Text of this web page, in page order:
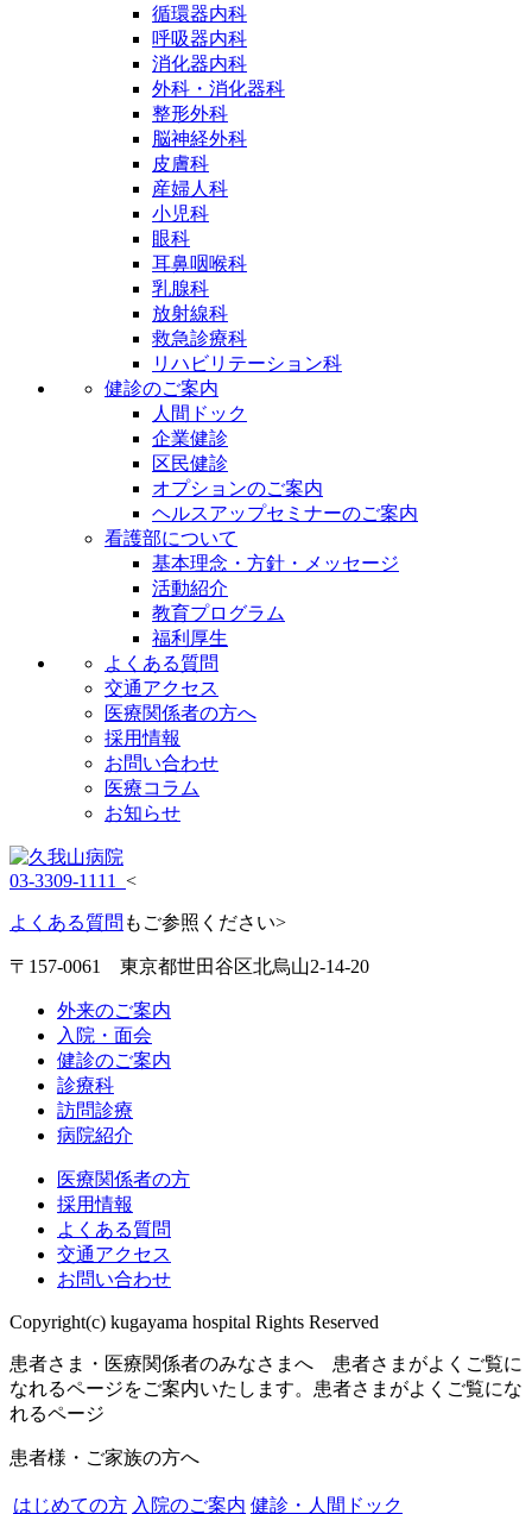
循環器内科
呼吸器内科
消化器内科
外科・消化器科
整形外科
脳神経外科
皮膚科
産婦人科
小児科
眼科
耳鼻咽喉科
乳腺科
放射線科
救急診療科
リハビリテーション科
健診のご案内
人間ドック
企業健診
区民健診
オプションのご案内
ヘルスアップセミナーのご案内
看護部について
基本理念・方針・メッセージ
活動紹介
教育プログラム
福利厚生
よくある質問
交通アクセス
医療関係者の方へ
採用情報
お問い合わせ
医療コラム
お知らせ
03-3309-1111 <
よくある質問 もご参照ください>
〒157-0061 東京都世田谷区北烏山2-14-20
外来のご案内
入院・面会
健診のご案内
診療科
訪問診療
病院紹介
医療関係者の方
採用情報
よくある質問
交通アクセス
お問い合わせ
Copyright(c) kugayama hospital Rights Reserved
患者さま・医療関係者のみなさまへ 患者さまがよくご覧に
なれるページをご案内いたします。 患者さまがよくご覧にな
れるページ
患者様・ご家族の方へ
はじめての方 入院のご案内 健診・人間ドック